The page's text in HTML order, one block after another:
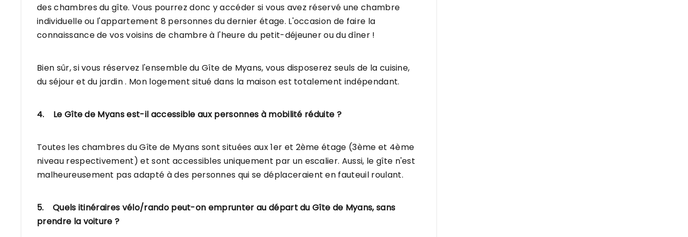
des chambres du gîte. Vous pourrez donc y accéder si vous avez réservé une chambre
individuelle ou l'appartement 8 personnes du dernier étage. L'occasion de faire la
connaissance de vos voisins de chambre à l'heure du petit-déjeuner ou du dîner !
Bien sûr, si vous réservez l'ensemble du Gîte de Myans, vous disposerez seuls de la cuisine,
du séjour et du jardin . Mon logement situé dans la maison est totalement indépendant.
4. Le Gîte de Myans est-il accessible aux personnes à mobilité réduite ?
Toutes les chambres du Gîte de Myans sont situées aux 1er et 2ème étage (3ème et 4ème
niveau respectivement) et sont accessibles uniquement par un escalier. Aussi, le gîte n'est
malheureusement pas adapté à des personnes qui se déplaceraient en fauteuil roulant.
5. Quels itinéraires vélo/rando peut-on emprunter au départ du Gîte de Myans, sans
prendre la voiture ?